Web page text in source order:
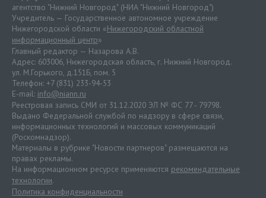
агентство "Нижний Новгород" (НИА "Нижний Новгород")
Учредитель — Государственное автономное учреждение
Нижегородской области «Нижегородский областной
информационный центр»
Главный редактор — Назарова А.В.
Адрес: 603006, Нижегородская область, г. Нижний Новгород.
ул. М.Горького, д.151Б, пом. 5
Телефон: +7 (831) 233-94-53
E-mail: info@niann.ru
Реестровая запись СМИ от 31.12.2020 ЭЛ № ФС 77 - 79798.
Выдано Федеральной службой по надзору в сфере связи,
информационных технологий и массовых коммуникаций
(Роскомнадзор).
Материалы в рубрике "Новости партнеров" размещаются на
правах рекламы.
На информационном ресурсе применяются рекомендательные
технологии.
Политика конфиденциальности